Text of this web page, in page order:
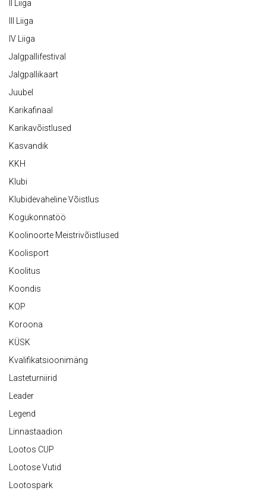
II Liiga
III Liiga
IV Liiga
Jalgpallifestival
Jalgpallikaart
Juubel
Karikafinaal
Karikavõistlused
Kasvandik
KKH
Klubi
Klubidevaheline Võistlus
Kogukonnatöö
Koolinoorte Meistrivõistlused
Koolisport
Koolitus
Koondis
KOP
Koroona
KÜSK
Kvalifikatsioonimäng
Lasteturniirid
Leader
Legend
Linnastaadion
Lootos CUP
Lootose Vutid
Lootospark